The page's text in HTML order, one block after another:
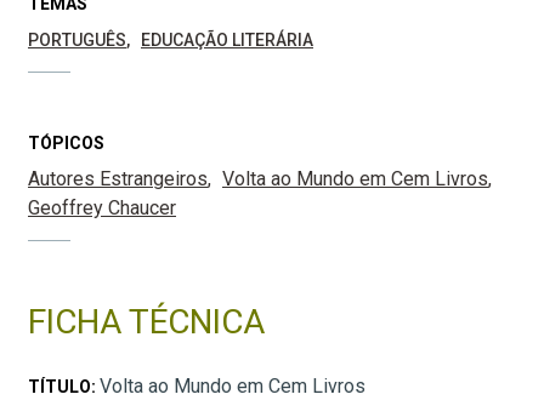
TEMAS
PORTUGUÊS
EDUCAÇÃO LITERÁRIA
TÓPICOS
Autores Estrangeiros
Volta ao Mundo em Cem Livros
Geoffrey Chaucer
FICHA TÉCNICA
TÍTULO: Volta ao Mundo em Cem Livros